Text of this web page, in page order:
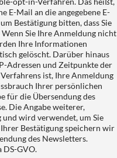
E-Mail an die angegebene E-
Bestätigung bitten, dass Sie
Sie Ihre Anmeldung nicht
Ihre Informationen
gelöscht. Darüber hinaus
Adressen und Zeitpunkte der
ist, Ihre Anmeldung
Ihrer persönlichen
für die Übersendung des
Die Angabe weiterer,
wird verwendet, um Sie
Bestätigung speichern wir
des Newsletters.
DS-GVO.